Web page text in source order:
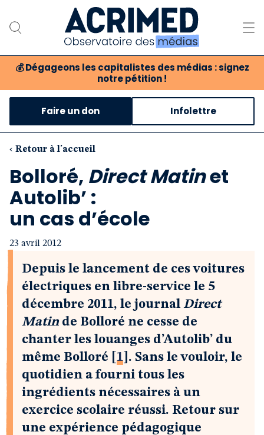
💰 Dégageons les capitalistes des médias : signez
notre pétition !
Notre association
Notre critique des médias
Nos propositions
Notre revue
Boutique
Faire un don Infolettre
‹ Retour à l'accueil
Bolloré, Direct Matinet
Autolib’ :
un cas d’école
23 avril 2012
Depuis le lancement de ces voitures
électriques en libre-service le 5
décembre 2011, le journalDirect
Matin de Bolloré ne cesse de
chanter les louanges d’Autolib’ du
même Bolloré
1 . Sans le vouloir, le
quotidien a fourni tous les
ingrédients nécessaires à un
exercice scolaire réussi. Retour sur
une expérience pédagogique